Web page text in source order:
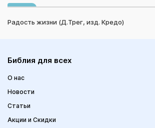
Радость жизни (Д.Трег, изд. Кредо)
Библия для всех
О нас
Новости
Статьи
Акции и Скидки